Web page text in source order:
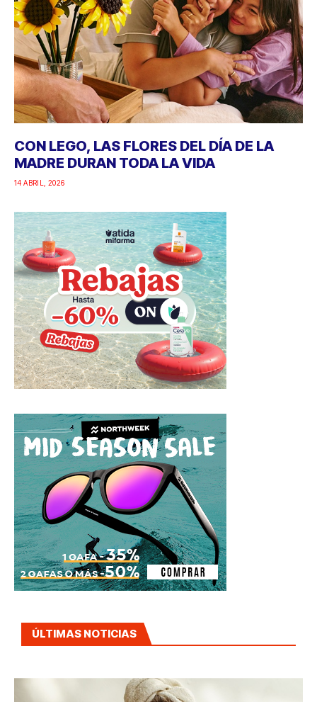
CON LEGO, LAS FLORES DEL DÍA DE LA
MADRE DURAN TODA LA VIDA
14 ABRIL, 2026
ÚLTIMAS NOTICIAS